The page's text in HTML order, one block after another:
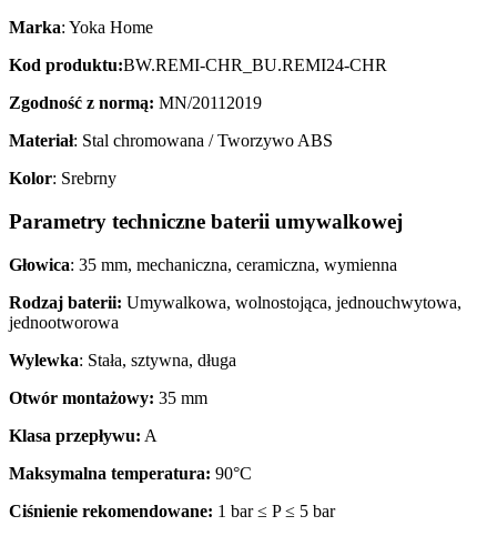
Marka: Yoka Home
Kod produktu:BW.REMI-CHR_BU.REMI24-CHR
Zgodność z normą: MN/20112019
Materiał: Stal chromowana / Tworzywo ABS
Kolor: Srebrny
Parametry techniczne baterii umywalkowej
Głowica: 35 mm, mechaniczna, ceramiczna, wymienna
Rodzaj baterii: Umywalkowa, wolnostojąca, jednouchwytowa,
jednootworowa
Wylewka: Stała, sztywna, długa
Otwór montażowy: 35 mm
Klasa przepływu: A
Maksymalna temperatura: 90°C
Ciśnienie rekomendowane: 1 bar ≤ P ≤ 5 bar